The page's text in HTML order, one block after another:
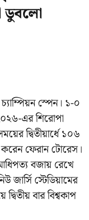
ডুবলো
স্পেন। ১-০
এর শিরোপা
দ্বিতীয়ার্ধে ১০৬
ফেরান টোরেস।
বজায় রেখে
জার্সি স্টেডিয়ামের
বার বিশ্বকাপ